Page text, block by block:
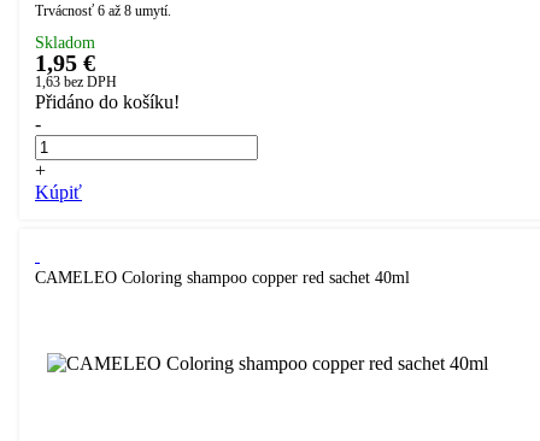
Trvácnosť 6 až 8 umytí.
Skladom
1,95 €
1,63 bez DPH
Přidáno do košíku!
-
+
Kúpiť
CAMELEO Coloring shampoo copper red sachet 40ml